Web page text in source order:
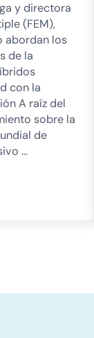
y directora
(FEM),
abordan los
de la
con la
A raíz del
sobre la
de
…
La